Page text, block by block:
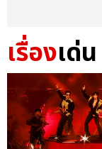
เรื่องเด่น